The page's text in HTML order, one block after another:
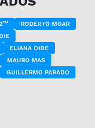
ROBERTO MOAR
ELIANA DIDE
MAURO MAS
GUILLERMO PARADO